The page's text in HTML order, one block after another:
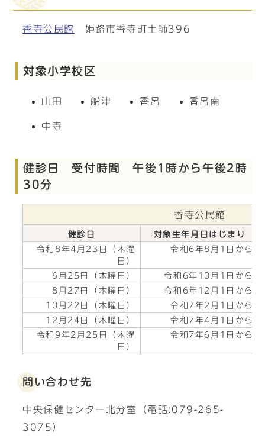
香寺公民館 姫路市香寺町土師396
対象小学校区
山田 船津 香呂 香呂南
中寺
健診日 受付時間 午後1時から午後2時
30分
香寺公民館
健診日
対象生年月日はじまり
令和8年4月23日（木曜
日）
令和6年8月1日から
6月25日（木曜日）
令和6年10月1日から
8月27日（木曜日）
令和6年12月1日から
10月22日（木曜日）
令和7年2月1日から
12月24日（木曜日）
令和7年4月1日から
令和9年2月25日（木曜
日）
令和7年6月1日から
問い合わせ先
中央保健センター北分室（電話:079-265-
3075）